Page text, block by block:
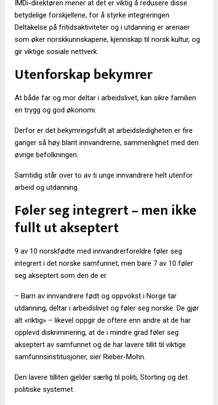
IMDi-direktøren mener at det er viktig å redusere disse
betydelige forskjellene, for å styrke integreringen.
Deltakelse på fritidsaktiviteter og i utdanning er arenaer
som øker norskkunnskapene, kjennskap til norsk kultur, og
gir viktige sosiale nettverk.
Utenforskap bekymrer
At både far og mor deltar i arbeidslivet, kan sikre familien
en trygg og god økonomi.
Derfor er det bekymringsfullt at arbeidsledigheten er fire
ganger så høy blant innvandrerne, sammenlignet med den
øvrige befolkningen.
Samtidig står over to av ti unge innvandrere helt utenfor
arbeid og utdanning.
Føler seg integrert – men ikke
fullt ut akseptert
9 av 10 norskfødte med innvandrerforeldre føler seg
integrert i det norske samfunnet, men bare 7 av 10 føler
seg akseptert som den de er.
– Barn av innvandrere født og oppvokst i Norge tar
utdanning, deltar i arbeidslivet og føler seg norske. De gjør
alt «riktig» – likevel oppgir de oftere enn andre at de har
opplevd diskriminering, at de i mindre grad føler seg
akseptert av samfunnet og de har lavere tillit til viktige
samfunnsinstitusjoner, sier Rieber-Mohn.
Den lavere tilliten gjelder særlig til politi, Storting og det
politiske systemet.